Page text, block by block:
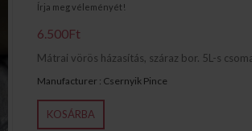
Írja meg véleményét!
6.500Ft
Mátrai vörös házasítás, száraz bor. 5L-s
Manufacturer : Csernyik Pince
KOSÁRBA